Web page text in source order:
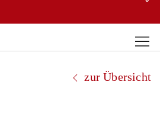
zur Übersicht